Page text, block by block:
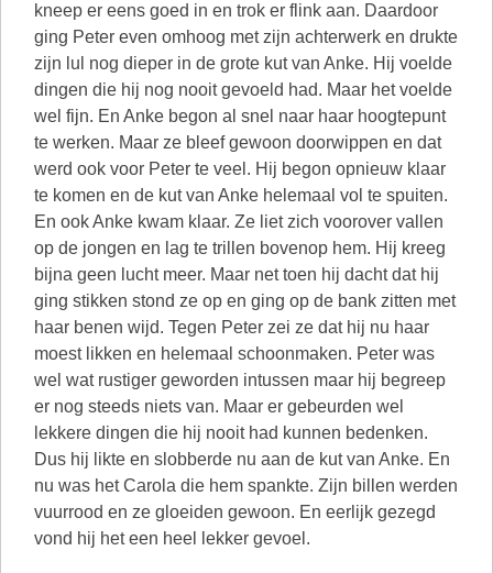
kneep er eens goed in en trok er flink aan. Daardoor
ging Peter even omhoog met zijn achterwerk en drukte
zijn lul nog dieper in de grote kut van Anke. Hij voelde
dingen die hij nog nooit gevoeld had. Maar het voelde
wel fijn. En Anke begon al snel naar haar hoogtepunt
te werken. Maar ze bleef gewoon doorwippen en dat
werd ook voor Peter te veel. Hij begon opnieuw klaar
te komen en de kut van Anke helemaal vol te spuiten.
En ook Anke kwam klaar. Ze liet zich voorover vallen
op de jongen en lag te trillen bovenop hem. Hij kreeg
bijna geen lucht meer. Maar net toen hij dacht dat hij
ging stikken stond ze op en ging op de bank zitten met
haar benen wijd. Tegen Peter zei ze dat hij nu haar
moest likken en helemaal schoonmaken. Peter was
wel wat rustiger geworden intussen maar hij begreep
er nog steeds niets van. Maar er gebeurden wel
lekkere dingen die hij nooit had kunnen bedenken.
Dus hij likte en slobberde nu aan de kut van Anke. En
nu was het Carola die hem spankte. Zijn billen werden
vuurrood en ze gloeiden gewoon. En eerlijk gezegd
vond hij het een heel lekker gevoel.